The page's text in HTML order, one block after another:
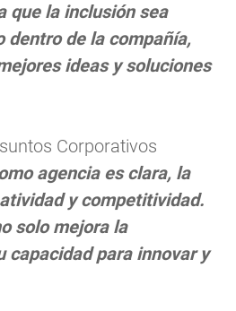
que la inclusión sea
dentro de la compañía,
ideas y soluciones
Corporativos
agencia es clara, la
y competitividad.
solo mejora la
capacidad para innovar y